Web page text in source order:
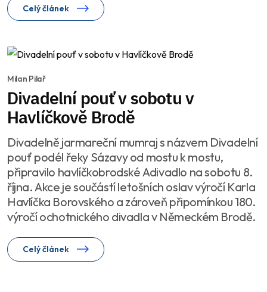
Celý článek
Milan Pilař
Divadelní pouť v sobotu v
Havlíčkově Brodě
Divadelně jarmareční mumraj s názvem Divadelní
pouť podél řeky Sázavy od mostu k mostu,
připravilo havlíčkobrodské Adivadlo na sobotu 8.
října. Akce je součástí letošních oslav výročí Karla
Havlíčka Borovského a zároveň připomínkou 180.
výročí ochotnického divadla v Německém Brodě.
Celý článek